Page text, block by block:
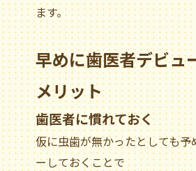
ます。
早めに歯医者デビュ
メリット
歯医者に慣れておく
仮に虫歯が無かったとしても予
ーしておくことで